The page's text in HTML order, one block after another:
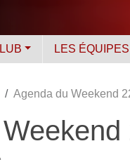
LES ÉQUIPES
Agenda du Weekend